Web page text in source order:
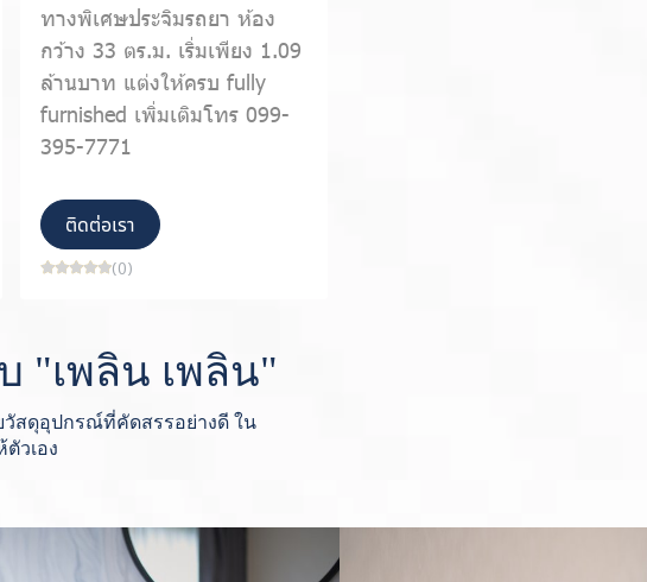
ทางพิเศษประจิมรถยา ห้อง
กว้าง 33 ตร.ม. เริ่มเพียง 1.09
ล้านบาท แต่งให้ครบ fully
furnished เพิ่มเติมโทร 099-
395-7771
ติดต่อเรา
(0)
"เพลิน เพลิน"
วัสดุอุปกรณ์ที่คัดสรรอย่างดี ใน
วเอง